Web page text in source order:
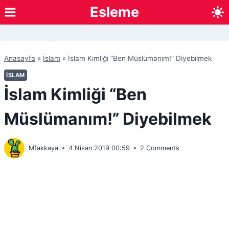
Skip
to
Esleme
Anasayfa » İslam » İslam Kimliği “Ben Müslümanım!” Diyebilmek
İSLAM
İslam Kimliği “Ben
Müslümanım!” Diyebilmek
Mfakkaya 4 Nisan 2019 00:59 2 Comments